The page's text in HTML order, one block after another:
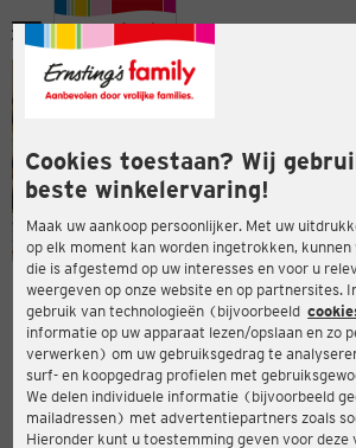
Cookies toestaan? Wij
beste winkelervaring!
Maak uw aankoop persoonlijker. Met uw
op elk moment kan worden ingetrokken, kunnen
die is afgestemd op uw interesses en voor u
weergeven op onze website en op partnersites.
gebruik van technologieën (bijvoorbeeld
informatie op uw apparaat lezen/opslaan en zo
verwerken) om uw gebruiksgedrag te
surf- en koopgedrag profielen met
We delen individuele informatie (bijvoorbeeld
mailadressen) met advertentiepartners zoals
Hieronder kunt u toestemming geven voor deze
Menu
ERNSTING'S FAMILY-
Karl-Carstens-
26802
4,3